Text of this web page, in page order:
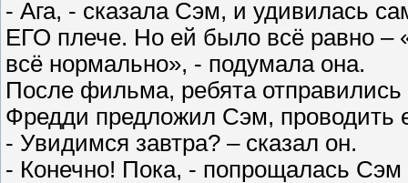
- Ага, - сказала Сэм, и удивилась
ЕГО плече. Но ей было всё равно –
всё нормально», - подумала она.
После фильма, ребята
Фредди предложил Сэм, проводить
- Увидимся завтра? – сказал он.
- Конечно! Пока, - попрощалась